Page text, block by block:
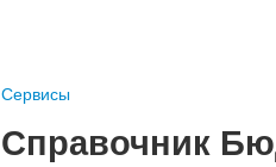
Сервисы
Справочник